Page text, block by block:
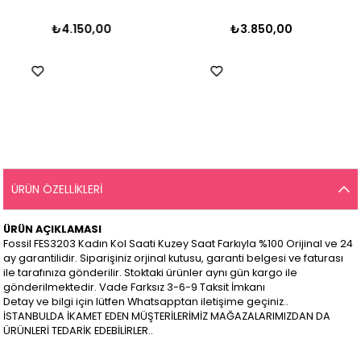
₺4.150,00 ₺3.850,00
ÜRÜN ÖZELLIKLERI
ÜRÜN AÇIKLAMASI
Fossil FES3203 Kadın Kol Saati Kuzey Saat Farkıyla %100 Orijinal ve 24
ay garantilidir. Siparişiniz orjinal kutusu, garanti belgesi ve faturası
ile tarafınıza gönderilir. Stoktaki ürünler aynı gün kargo ile
gönderilmektedir. Vade Farksız 3-6-9 Taksit İmkanı
Detay ve bilgi için lütfen Whatsapptan iletişime geçiniz..
İSTANBULDA İKAMET EDEN MÜŞTERİLERİMİZ MAĞAZALARIMIZDAN DA
ÜRÜNLERİ TEDARİK EDEBİLİRLER..